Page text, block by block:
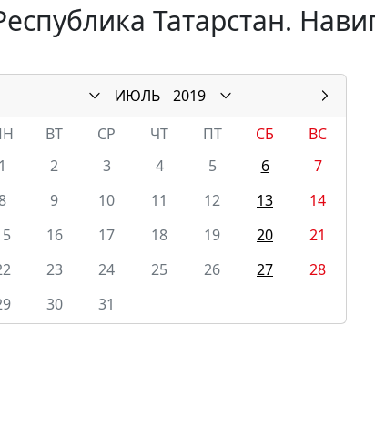
Татарстан.
ИЮЛЬ
2019
ВТ СР ЧТ ПТ СБ
ВС
1
2 3 4 5 6
7
9 10 11 12 13
14
16 17 18 19 20
21
23 24 25 26 27
28
30 31